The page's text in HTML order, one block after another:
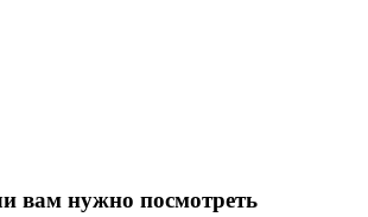
вам нужно посмотреть